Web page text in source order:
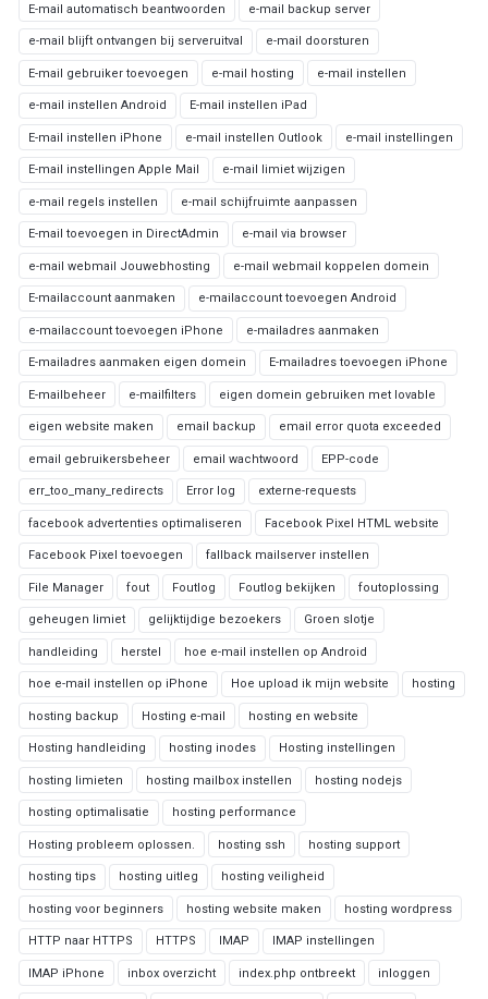
E-mail automatisch beantwoorden e-mail backup server
e-mail blijft ontvangen bij serveruitval e-mail doorsturen
E-mail gebruiker toevoegen e-mail hosting e-mail instellen
e-mail instellen Android E-mail instellen iPad
E-mail instellen iPhone e-mail instellen Outlook e-mail instellingen
E-mail instellingen Apple Mail e-mail limiet wijzigen
e-mail regels instellen e-mail schijfruimte aanpassen
E-mail toevoegen in DirectAdmin e-mail via browser
e-mail webmail Jouwebhosting e-mail webmail koppelen domein
E-mailaccount aanmaken e-mailaccount toevoegen Android
e-mailaccount toevoegen iPhone e-mailadres aanmaken
E-mailadres aanmaken eigen domein E-mailadres toevoegen iPhone
E-mailbeheer e-mailfilters eigen domein gebruiken met lovable
eigen website maken email backup email error quota exceeded
email gebruikersbeheer email wachtwoord EPP-code
err_too_many_redirects Error log externe-requests
facebook advertenties optimaliseren Facebook Pixel HTML website
Facebook Pixel toevoegen fallback mailserver instellen
File Manager fout Foutlog Foutlog bekijken foutoplossing
geheugen limiet gelijktijdige bezoekers Groen slotje
handleiding herstel hoe e-mail instellen op Android
hoe e-mail instellen op iPhone Hoe upload ik mijn website hosting
hosting backup Hosting e-mail hosting en website
Hosting handleiding hosting inodes Hosting instellingen
hosting limieten hosting mailbox instellen hosting nodejs
hosting optimalisatie hosting performance
Hosting probleem oplossen. hosting ssh hosting support
hosting tips hosting uitleg hosting veiligheid
hosting voor beginners hosting website maken hosting wordpress
HTTP naar HTTPS HTTPS IMAP IMAP instellingen
IMAP iPhone inbox overzicht index.php ontbreekt inloggen